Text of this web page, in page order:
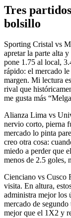
Tres
bolsillo
Sporting Cristal vs
apretar la parte alta
pone 1.75 al local,
rápido: el mercado
margen. Mi lectura
rival que
me gusta más
Alianza Lima vs
nervio corto, pierna
mercado lo pinta
creo otra cosa:
miedo a perder que
menos de 2.5 goles,
Cienciano vs Cusco
visita. En altura,
administra mejor los
mercado de
mejor que el 1X2 y